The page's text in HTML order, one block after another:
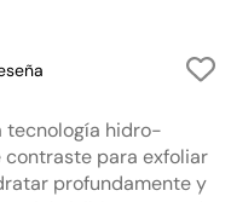
tecnología hidro-
para exfoliar
profundamente y